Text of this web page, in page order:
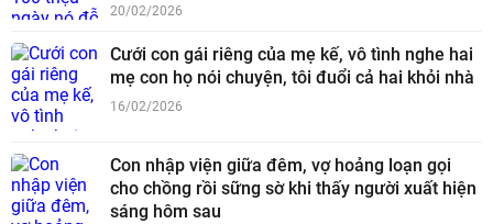
20/02/2026
Cưới con gái riêng của mẹ kế, vô tình nghe hai
mẹ con họ nói chuyện, tôi đuổi cả hai khỏi nhà
16/02/2026
Con nhập viện giữa đêm, vợ hoảng loạn gọi
cho chồng rồi sững sờ khi thấy người xuất hiện
sáng hôm sau